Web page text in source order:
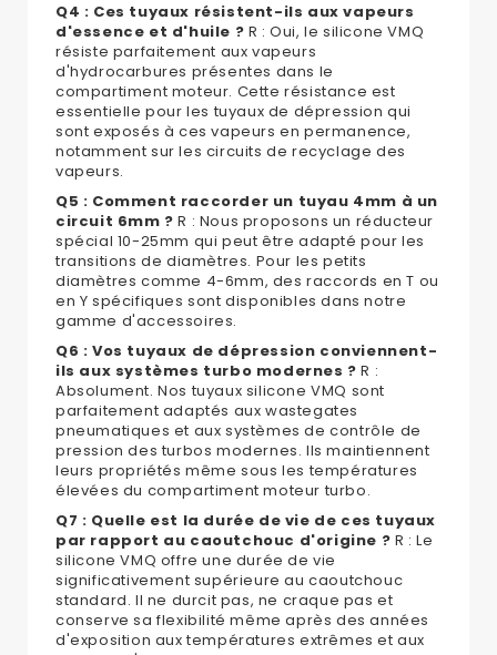
Q4 : Ces tuyaux résistent-ils aux vapeurs
d'essence et d'huile ? R : Oui, le silicone VMQ
résiste parfaitement aux vapeurs
d'hydrocarbures présentes dans le
compartiment moteur. Cette résistance est
essentielle pour les tuyaux de dépression qui
sont exposés à ces vapeurs en permanence,
notamment sur les circuits de recyclage des
vapeurs.
Q5 : Comment raccorder un tuyau 4mm à un
circuit 6mm ? R : Nous proposons un réducteur
spécial 10-25mm qui peut être adapté pour les
transitions de diamètres. Pour les petits
diamètres comme 4-6mm, des raccords en T ou
en Y spécifiques sont disponibles dans notre
gamme d'accessoires.
Q6 : Vos tuyaux de dépression conviennent-
ils aux systèmes turbo modernes ? R :
Absolument. Nos tuyaux silicone VMQ sont
parfaitement adaptés aux wastegates
pneumatiques et aux systèmes de contrôle de
pression des turbos modernes. Ils maintiennent
leurs propriétés même sous les températures
élevées du compartiment moteur turbo.
Q7 : Quelle est la durée de vie de ces tuyaux
par rapport au caoutchouc d'origine ? R : Le
silicone VMQ offre une durée de vie
significativement supérieure au caoutchouc
standard. Il ne durcit pas, ne craque pas et
conserve sa flexibilité même après des années
d'exposition aux températures extrêmes et aux